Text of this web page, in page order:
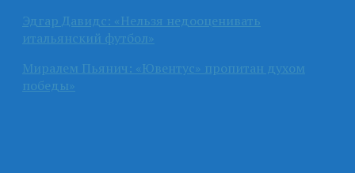
Эдгар Давидс: «Нельзя недооценивать
итальянский футбол»
Миралем Пьянич: «Ювентус» пропитан духом
победы»